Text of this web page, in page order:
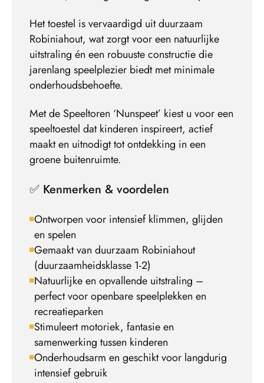
Het toestel is vervaardigd uit duurzaam
Robiniahout, wat zorgt voor een natuurlijke
uitstraling én een robuuste constructie die
jarenlang speelplezier biedt met minimale
onderhoudsbehoefte.
Met de Speeltoren ‘Nunspeet’ kiest u voor een
speeltoestel dat kinderen inspireert, actief
maakt en uitnodigt tot ontdekking in een
groene buitenruimte.
✅ Kenmerken & voordelen
Ontworpen voor intensief klimmen, glijden
en spelen
Gemaakt van duurzaam Robiniahout
(duurzaamheidsklasse 1-2)
Natuurlijke en opvallende uitstraling –
perfect voor openbare speelplekken en
recreatieparken
Stimuleert motoriek, fantasie en
samenwerking tussen kinderen
Onderhoudsarm en geschikt voor langdurig
intensief gebruik